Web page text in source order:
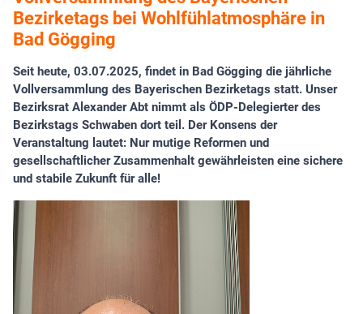
Bezirketags bei Wohlfühlatmosphäre in
Bad Gögging
Seit heute, 03.07.2025, findet in Bad Gögging die jährliche
Vollversammlung des Bayerischen Bezirketags statt. Unser
Bezirksrat Alexander Abt nimmt als ÖDP-Delegierter des
Bezirkstags Schwaben dort teil. Der Konsens der
Veranstaltung lautet: Nur mutige Reformen und
gesellschaftlicher Zusammenhalt gewährleisten eine sichere
und stabile Zukunft für alle!